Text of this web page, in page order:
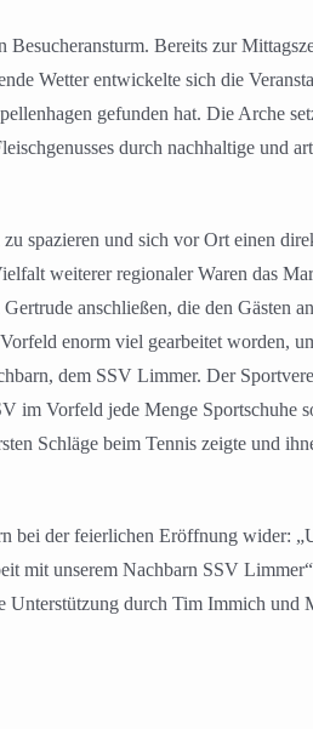
Bereits zur
Wetter entwickelte sich die
gefunden hat. Die Arche
durch nachhaltige und
spazieren und sich vor Ort einen
weiterer regionaler Waren das
anschließen, die den Gästen
enorm viel gearbeitet worden,
dem SSV Limmer. Der
im Vorfeld jede Menge Sportschuhe
Schläge beim Tennis zeigte und
bei der feierlichen Eröffnung wider:
mit unserem Nachbarn SSV
Unterstützung durch Tim Immich und